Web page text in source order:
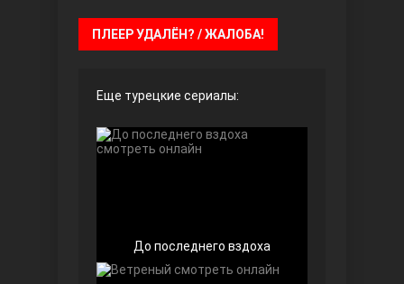
Чёрно-белая любовь
ПЛЕЕР УДАЛЁН? / ЖАЛОБА!
Еще турецкие сериалы:
До последнего вздоха